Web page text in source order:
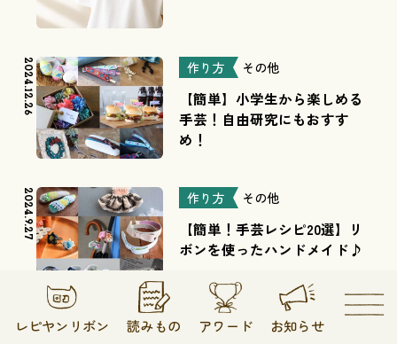
レピヤンリボン 読みもの アワード お知らせ
2024.12.26 作り方 その他
【簡単】小学生から楽しめる
手芸！自由研究にもおすす
め！
2024.9.27 作り方 その他
【簡単！手芸レシピ20選】リ
ボンを使ったハンドメイド♪
作り方 その他